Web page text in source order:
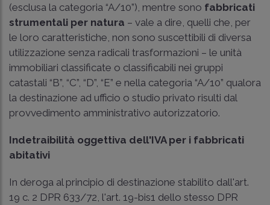
(esclusa la categoria “A/10”), mentre sono fabbricati
strumentali per natura – vale a dire, quelli che, per
le loro caratteristiche, non sono suscettibili di diversa
utilizzazione senza radicali trasformazioni – le unità
immobiliari classificate o classificabili nei gruppi
catastali “B”, “C”, “D”, “E” e nella categoria “A/10” qualora
la destinazione ad ufficio o studio privato risulti dal
provvedimento amministrativo autorizzatorio.
Indetraibilità oggettiva dell'IVA per i fabbricati
abitativi
In deroga al principio di destinazione stabilito dall'art.
19 c. 2 DPR 633/72, l'art. 19-bis1 dello stesso DPR